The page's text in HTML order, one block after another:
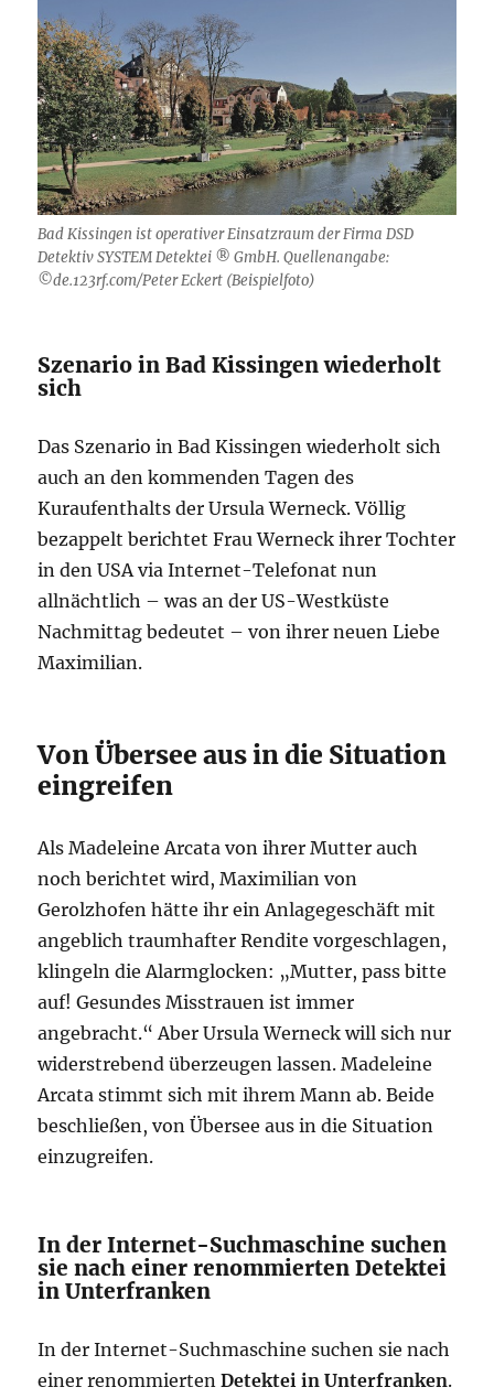
Bad Kissingen ist operativer Einsatzraum der Firma DSD
Detektiv SYSTEM Detektei ® GmbH. Quellenangabe:
©de.123rf.com/Peter Eckert (Beispielfoto)
Szenario in Bad Kissingen wiederholt
sich
Das Szenario in Bad Kissingen wiederholt sich
auch an den kommenden Tagen des
Kuraufenthalts der Ursula Werneck. Völlig
bezappelt berichtet Frau Werneck ihrer Tochter
in den USA via Internet-Telefonat nun
allnächtlich – was an der US-Westküste
Nachmittag bedeutet – von ihrer neuen Liebe
Maximilian.
Von Übersee aus in die Situation
eingreifen
Als Madeleine Arcata von ihrer Mutter auch
noch berichtet wird, Maximilian von
Gerolzhofen hätte ihr ein Anlagegeschäft mit
angeblich traumhafter Rendite vorgeschlagen,
klingeln die Alarmglocken: „Mutter, pass bitte
auf! Gesundes Misstrauen ist immer
angebracht.“ Aber Ursula Werneck will sich nur
widerstrebend überzeugen lassen. Madeleine
Arcata stimmt sich mit ihrem Mann ab. Beide
beschließen, von Übersee aus in die Situation
einzugreifen.
In der Internet-Suchmaschine suchen
sie nach einer renommierten Detektei
in Unterfranken
In der Internet-Suchmaschine suchen sie nach
einer renommiertenDetektei in Unterfranken.